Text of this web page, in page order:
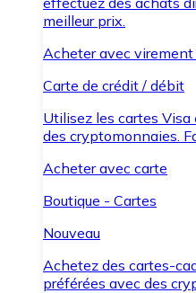
meilleur prix.
Acheter avec virement
Carte de crédit / débit
Utilisez les cartes
des cryptomonnaies.
Acheter avec carte
Boutique - Cartes
Nouveau
Achetez des cartes-
préférées avec des